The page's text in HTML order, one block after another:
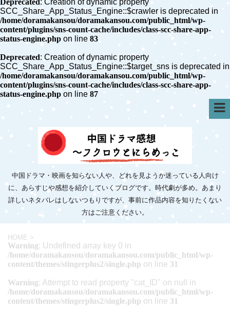
Deprecated: Creation of dynamic property
SCC_Share_App_Status_Engine::$crawler is deprecated in
/home/doramakansou/doramakansou.com/public_html/wp-
content/plugins/sns-count-cache/includes/class-scc-share-app-
status-engine.php on line 83
Deprecated: Creation of dynamic property
SCC_Share_App_Status_Engine::$target_sns is deprecated in
/home/doramakansou/doramakansou.com/public_html/wp-
content/plugins/sns-count-cache/includes/class-scc-share-app-
status-engine.php on line 87
中国ドラマ・映画を知らない人や、どれを見ようか迷っている人向け
に、あらすじや感想を紹介していくブログです。時代劇が多め。あまり
詳しいネタバレはしないつもりですが、事前に作品内容を知りたくない
方はご注意ください。
HOME >
Warning: Undefined array key 0 in
/home/doramakansou/doramakansou.com/public_html/wp-
content/themes/stingerplus2/single.php on line 31
Warning: Attempt to read property "cat_ID" on null in
/home/doramakansou/doramakansou.com/public_html/wp-
content/themes/stingerplus2/single.php on line 31